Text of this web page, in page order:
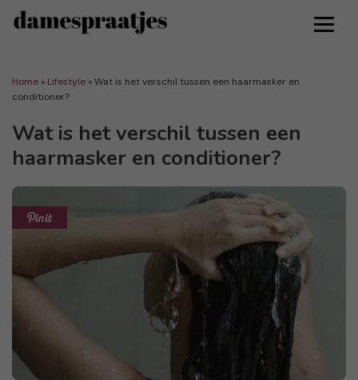
Home » Lifestyle »Wat is het verschil tussen een haarmasker en
conditioner?
Wat is het verschil tussen een
haarmasker en conditioner?